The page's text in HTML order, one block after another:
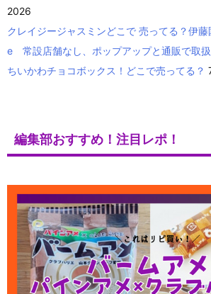
2026
クレイジージャスミンどこで 売ってる？伊
e 常設店舗なし、ポップアップと通販で取
ちいかわチョコボックス！どこで売ってる？
編集部おすすめ！注目レポ！